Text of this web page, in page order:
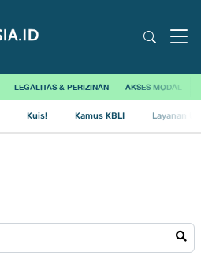
LEGALITAS & PERIZINAN AKSES MODAL
Kuis! Kamus KBLI Layanan